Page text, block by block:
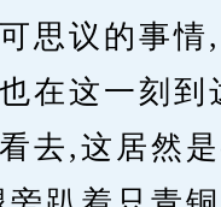
思议的事情
在这一刻到
,这居然是